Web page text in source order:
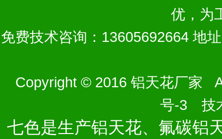
优，为
免费技术咨询：13605692664 地
Copyright © 2016 铝天花厂家
号-3 技
七色是生产铝天花、氟碳铝